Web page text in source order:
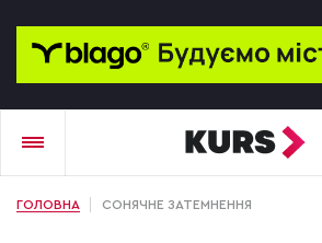
ГОЛОВНА СОНЯЧНЕ ЗАТЕМНЕННЯ